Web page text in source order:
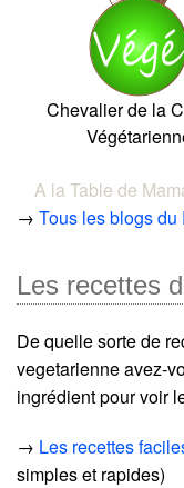
Chevalier de la
A la Table de
→ Tous les blogs
Les recettes
De quelle sorte de
vegetarienne avez-
ingrédient pour voir
→ Les recettes
simples et rapides)